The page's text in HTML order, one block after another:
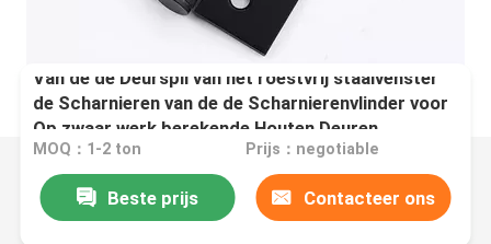
Van de de Deurspil van het roestvrij staalvenster
de Scharnieren van de de Scharnierenvlinder voor
Op zwaar werk berekende Houten Deuren
MOQ：1-2 ton Prijs：negotiable
Beste prijs Contacteer ons